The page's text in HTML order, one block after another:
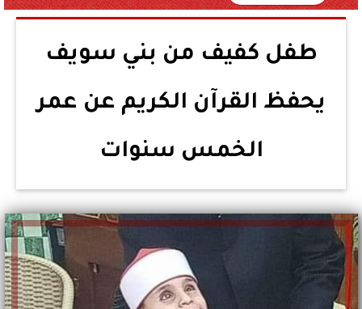
طفل كفيف من بني سويف
يحفظ القرآن الكريم عن عمر
الخمس سنوات